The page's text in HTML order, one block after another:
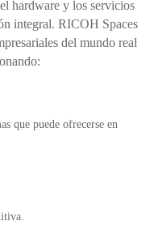
hardware y los servicios
integral. RICOH Spaces
del mundo real
que puede ofrecerse en